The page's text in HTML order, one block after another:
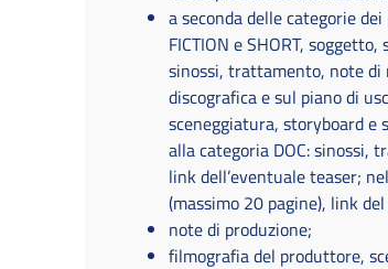
a seconda delle categorie
FICTION e SHORT,
sinossi, trattamento, note di
discografica e sul piano di
sceneggiatura, storyboard e
alla categoria DOC: sinossi,
link dell’eventuale teaser;
(massimo 20 pagine), link
note di produzione;
filmografia del produttore,